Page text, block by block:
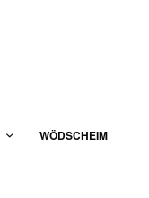
WÖDSCHEIM